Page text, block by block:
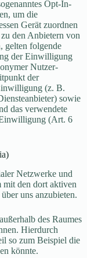
Opt-In-
um die
Gerät zuordnen
den Anbietern von
gelten folgende
der Einwilligung
Nutzer-
der
(z. B.
sowie
das verwendete
(Art. 6
Netzwerke und
mit den dort aktiven
uns anzubieten.
des Raumes
Hierdurch
so zum Beispiel die
könnte.